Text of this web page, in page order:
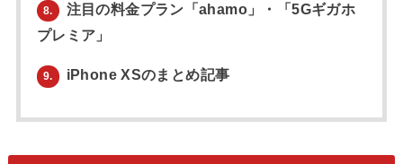
8.
注目の料金プラン「ahamo」・「5Gギガホ
プレミア」
9. iPhone XSのまとめ記事